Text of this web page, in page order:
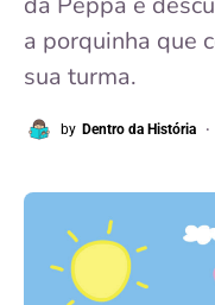
a porquinha que
sua turma.
by Dentro da História